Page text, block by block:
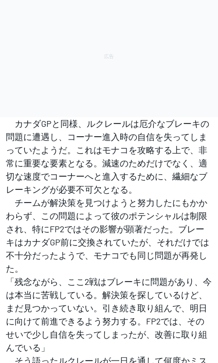
カナダGPと同様、ルクレールは厄介なブレーキの
問題に遭遇し、コーナー進入時の自信を失ってしま
っていたようだ。これはモナコを攻略する上で、非
常に重要な要素となる。減速のためだけでなく、適
切な速度でコーナーへと進入するために、繊細なブ
レーキングが必要不可欠となる。
チームが解決策を見つけようと努力したにもかか
わらず、この問題によって彼のポテンシャルは制限
され、特にFP2ではその影響が顕著だった。ブレー
キはカナダGP前に交換されていたが、それだけでは
不十分だったようで、モナコでも同じ問題が再発し
た。
「残念ながら、ここ2戦はブレーキに問題があり、今
は本当に苦戦している。解決策を探しているけど、
まだ見つかっていない。引き続き取り組んで、明日
に向けて前進できるよう努力する。FP2では、その
せいで少し自信を失ってしまったが、改善に取り組
んでいる」
そう語ったルクレールが一日を通して何度かミス